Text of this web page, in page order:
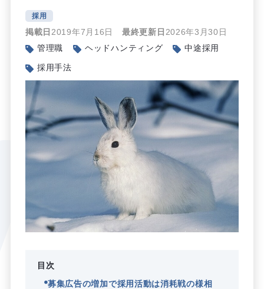
採用
掲載日 2019年7月16日 最終更新日 2026年3月30日
管理職
ヘッドハンティング 中途採用
採用手法
目次
募集広告の増加で採用活動は消耗戦の様相